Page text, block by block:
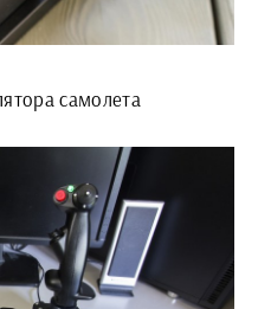
самолета